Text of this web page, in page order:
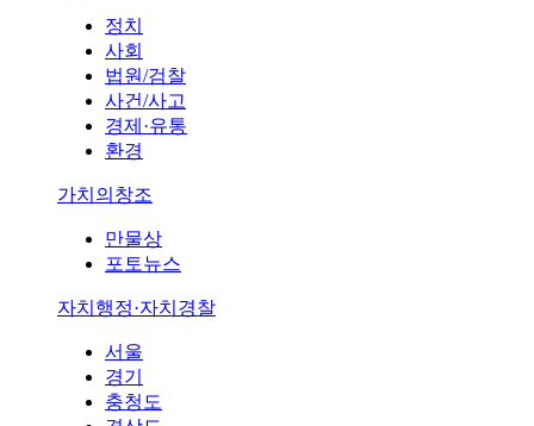
정치
사회
법원/검찰
사건/사고
경제·유통
환경
가치의창조
만물상
포토뉴스
자치행정·자치경찰
서울
경기
충청도